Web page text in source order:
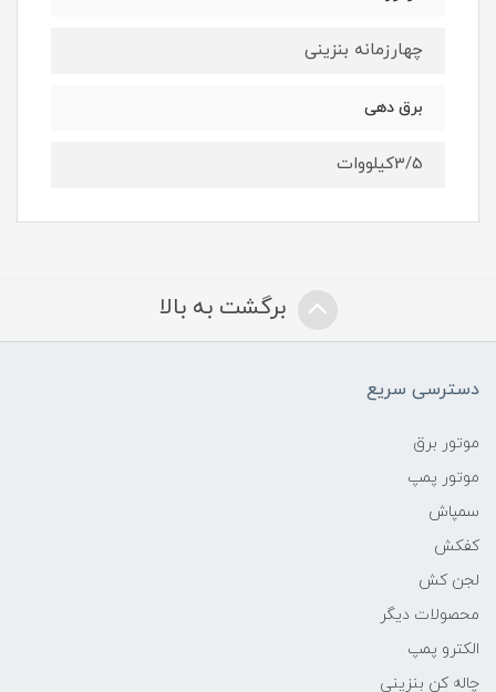
چهارزمانه بنزینی
برق دهی
3/5کیلووات
برگشت به بالا
دسترسی سریع
موتور برق
موتور پمپ
سمپاش
کفکش
لجن کش
محصولات دیگر
الکترو پمپ
چاله کن بنزینی